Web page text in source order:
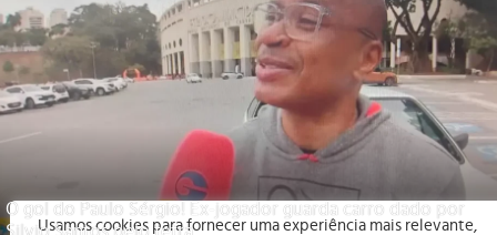
O gol do Paulo Sérgio! Ex-jogador guarda carro dado por
Usamos cookies para fornecer uma experiência mais relevante,